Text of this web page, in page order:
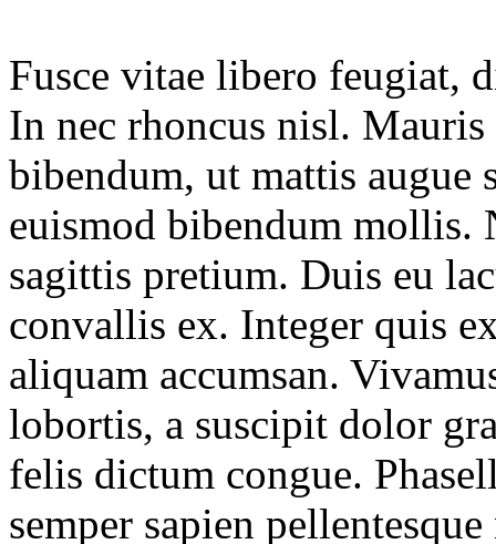
Fusce vitae libero feugiat,
In nec rhoncus nisl.
bibendum, ut mattis augue
euismod bibendum mollis.
sagittis pretium. Duis eu
convallis ex. Integer quis
aliquam accumsan.
lobortis, a suscipit dolor
felis dictum congue.
semper sapien